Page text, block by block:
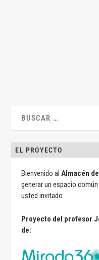
EL PROYECTO
Bienvenido alAlmacén
generar un espacio
usted invitado.
Proyecto del profesor
de: